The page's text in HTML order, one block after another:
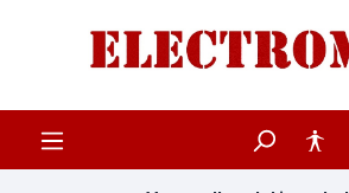
Zum Hauptinhalt springen